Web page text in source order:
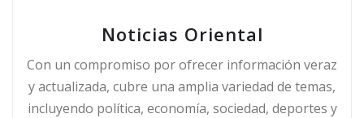
Noticias Oriental
Con un compromiso por ofrecer información veraz
y actualizada, cubre una amplia variedad de temas,
incluyendo política, economía, sociedad, deportes y